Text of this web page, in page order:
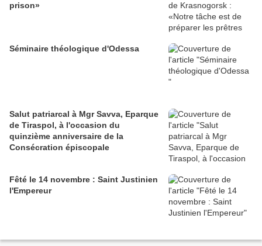
prison»
Séminaire théologique d'Odessa
Salut patriarcal à Mgr Savva, Eparque
de Tiraspol, à l'occasion du
quinzième anniversaire de la
Consécration épiscopale
Fêté le 14 novembre : Saint Justinien
l'Empereur